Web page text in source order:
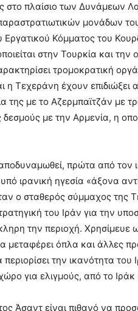
στο πλαίσιο των Δυνάμεων
μονάδων
Κόμματος του
στην Τουρκία και
τρομοκρατική
Τεχεράνη έχουν επιδιώξει
της με το Αζερμπαϊτζάν με
δεσμούς με την Αρμενία, η
πρώτα από τον
ιρανική ηγεσία «άξονα
ο σταθερός σύμμαχος της
του Ιράν για την
την περιοχή. Χρησίμευε
μεταφέρει όπλα και άλλες
την ικανότητα
για ελιγμούς, από το
Άσαντ είναι πιθανό να